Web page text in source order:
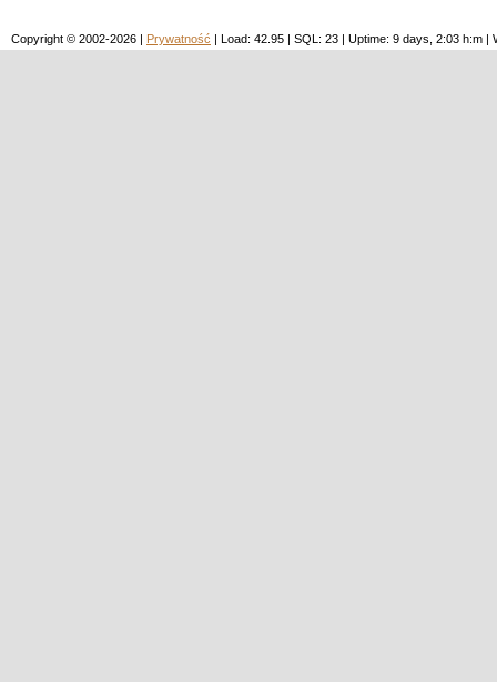
Copyright © 2002-2026 | Prywatność | Load: 42.95 | SQL: 23 | Uptime: 9 days, 2:03 h:m